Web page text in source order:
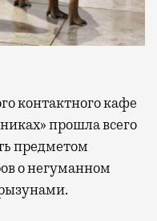
прошла всего
предметом
о негуманном